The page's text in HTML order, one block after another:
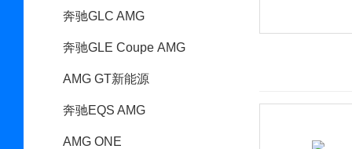
奔驰GLC AMG
奔驰GLE Coupe AMG
AMG GT新能源
奔驰EQS AMG
AMG ONE